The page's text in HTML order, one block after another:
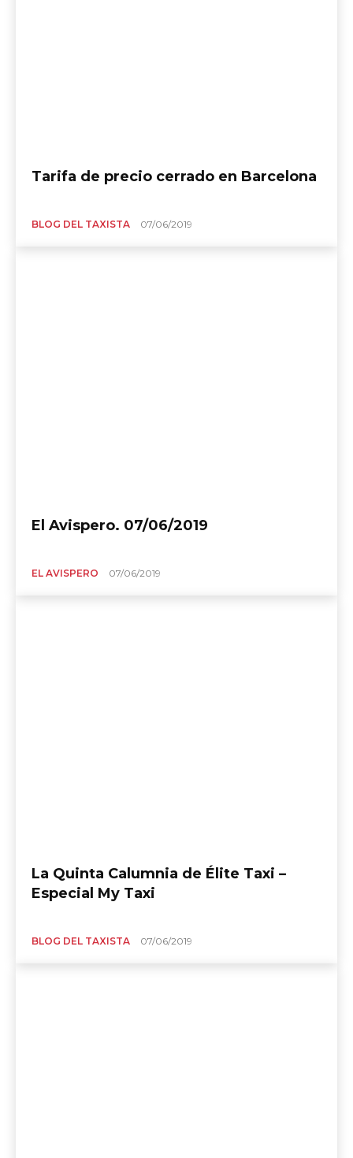
Tarifa de precio cerrado en Barcelona
BLOG DEL TAXISTA 07/06/2019
El Avispero. 07/06/2019
EL AVISPERO 07/06/2019
La Quinta Calumnia de Élite Taxi –
Especial My Taxi
BLOG DEL TAXISTA 07/06/2019